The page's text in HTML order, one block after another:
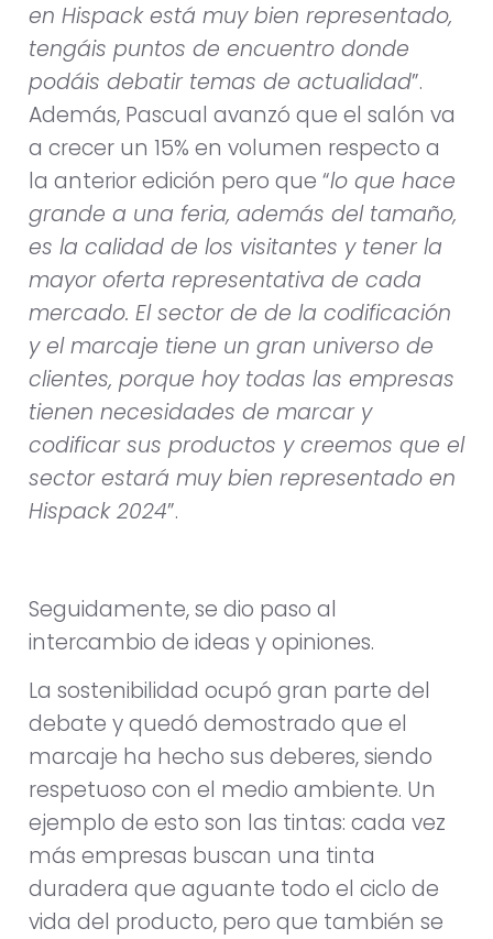
en Hispack está muy bien representado,
tengáis puntos de encuentro donde
podáis debatir temas de actualidad”.
Además, Pascual avanzó que el salón va
a crecer un 15% en volumen respecto a
la anterior edición pero que “lo que hace
grande a una feria, además del tamaño,
es la calidad de los visitantes y tener la
mayor oferta representativa de cada
mercado. El sector de de la codificación
y el marcaje tiene un gran universo de
clientes, porque hoy todas las empresas
tienen necesidades de marcar y
codificar sus productos y creemos que el
sector estará muy bien representado en
Hispack 2024”.
Seguidamente, se dio paso al
intercambio de ideas y opiniones.
La sostenibilidad ocupó gran parte del
debate y quedó demostrado que el
marcaje ha hecho sus deberes, siendo
respetuoso con el medio ambiente. Un
ejemplo de esto son las tintas: cada vez
más empresas buscan una tinta
duradera que aguante todo el ciclo de
vida del producto, pero que también se